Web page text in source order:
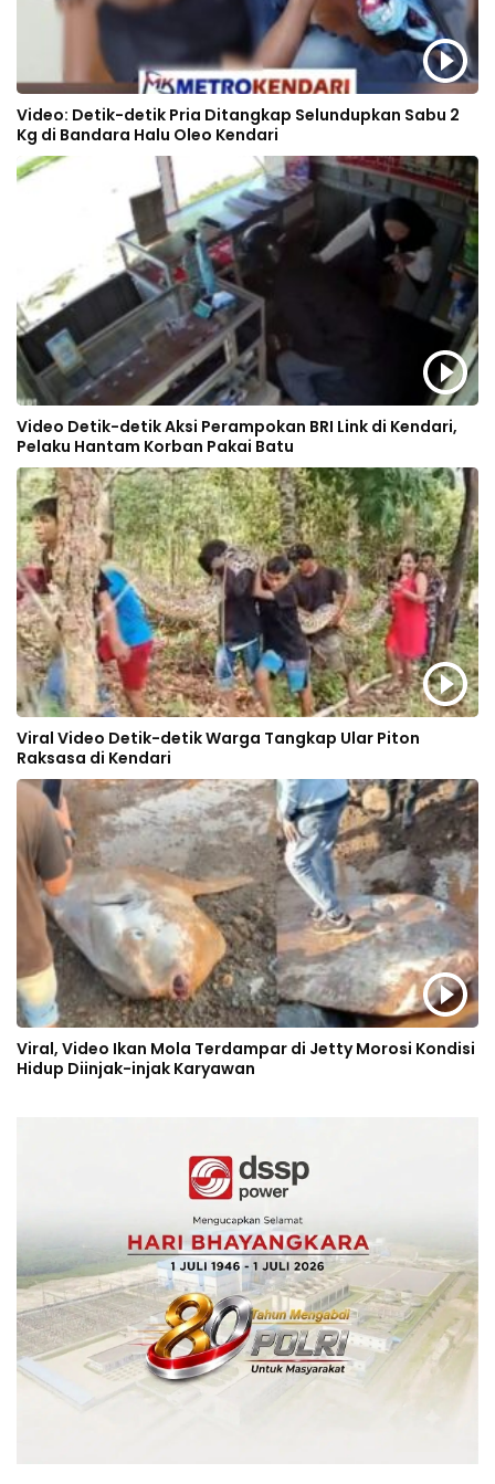
Video: Detik-detik Pria Ditangkap Selundupkan Sabu 2
Kg di Bandara Halu Oleo Kendari
Video Detik-detik Aksi Perampokan BRI Link di Kendari,
Pelaku Hantam Korban Pakai Batu
Viral Video Detik-detik Warga Tangkap Ular Piton
Raksasa di Kendari
Viral, Video Ikan Mola Terdampar di Jetty Morosi Kondisi
Hidup Diinjak-injak Karyawan